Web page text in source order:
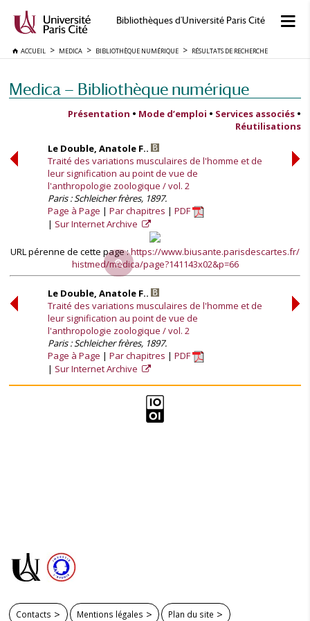
Bibliothèques d'Université Paris Cité
ACCUEIL MEDICA BIBLIOTHÈQUE NUMÉRIQUE RÉSULTATS DE RECHERCHE
Medica — Bibliothèque numérique
Présentation • Mode d’emploi • Services associés •
Réutilisations
Le Double, Anatole F..
Traité des variations musculaires de l'homme et de
leur signification au point de vue de
l'anthropologie zoologique / vol. 2
Paris : Schleicher frères, 1897.
Page à Page
Par chapitres
PDF
Sur Internet Archive
URL pérenne de cette page :https://www.biusante.parisdescartes.fr/
histmed/medica/page?141143x02&p=66
Le Double, Anatole F..
Traité des variations musculaires de l'homme et de
leur signification au point de vue de
l'anthropologie zoologique / vol. 2
Paris : Schleicher frères, 1897.
Page à Page
Par chapitres
PDF
Sur Internet Archive
Contacts Mentions légales Plan du site